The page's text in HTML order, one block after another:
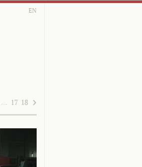
EN
… 17 18